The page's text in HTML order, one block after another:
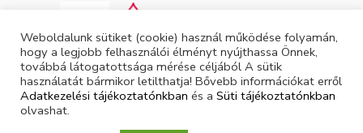
Tárgyévi lovas licencek száma: 3049
Weboldalunk sütiket (cookie) használ működése folyamán,
hogy a legjobb felhasználói élményt nyújthassa Önnek,
továbbá látogatottsága mérése céljából A sütik
használatát bármikor letilthatja! Bővebb információkat erről
Adatkezelési tájékoztatónkban és a Süti tájékoztatónkban
olvashat.